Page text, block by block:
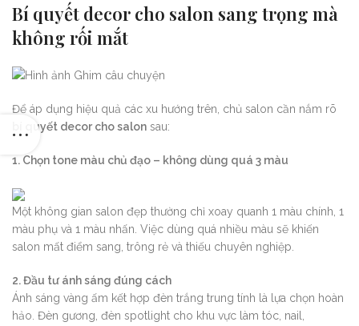
Bí quyết decor cho salon sang trọng mà
không rối mắt
Để áp dụng hiệu quả các xu hướng trên, chủ salon cần nắm rõ
bí quyết decor cho salon sau:
1. Chọn tone màu chủ đạo – không dùng quá 3 màu
Một không gian salon đẹp thường chỉ xoay quanh 1 màu chính, 1
màu phụ và 1 màu nhấn. Việc dùng quá nhiều màu sẽ khiến
salon mất điểm sang, trông rẻ và thiếu chuyên nghiệp.
2. Đầu tư ánh sáng đúng cách
Ánh sáng vàng ấm kết hợp đèn trắng trung tính là lựa chọn hoàn
hảo. Đèn gương, đèn spotlight cho khu vực làm tóc, nail,